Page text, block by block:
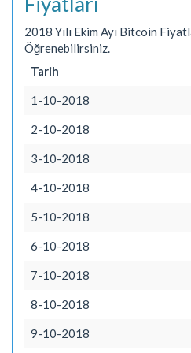
2018 Yılı Ekim Ayı Bitcoin
Öğrenebilirsiniz.
Tarih
1-10-2018
2-10-2018
3-10-2018
4-10-2018
5-10-2018
6-10-2018
7-10-2018
8-10-2018
9-10-2018